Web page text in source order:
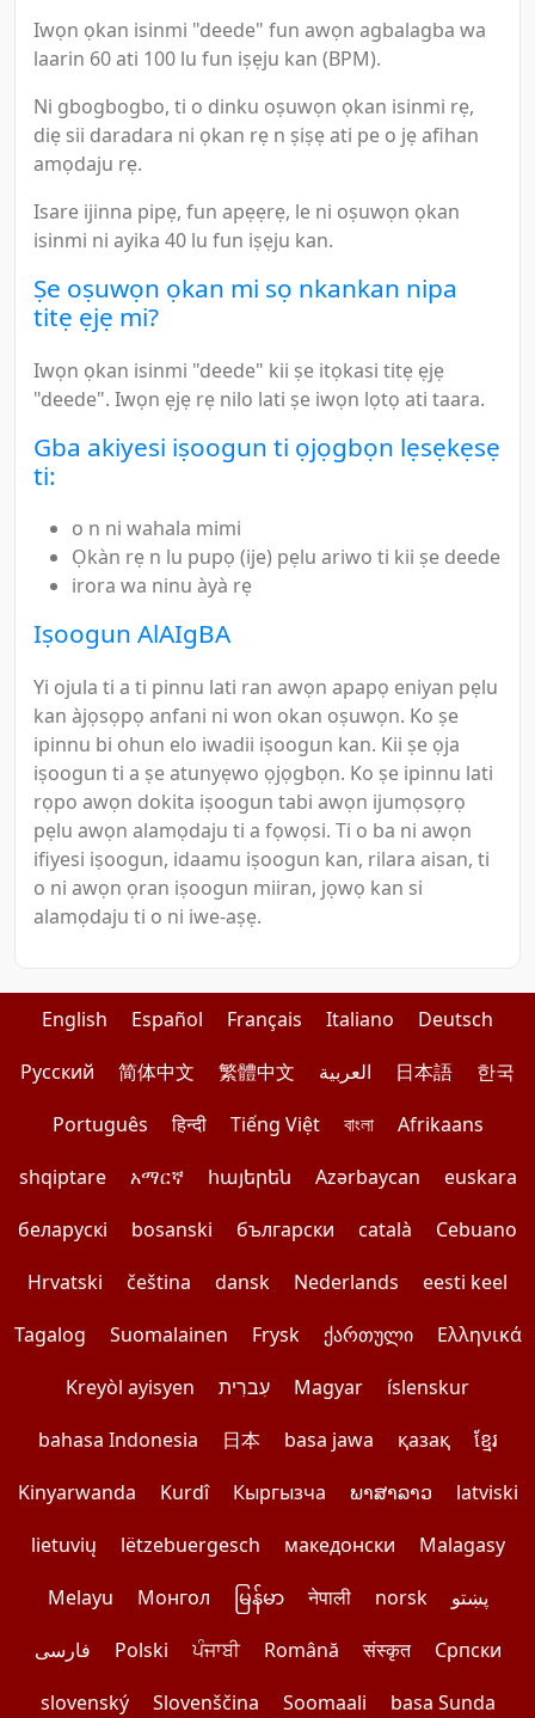
Iwọn ọkan isinmi "deede" fun awọn agbalagba wa
laarin 60 ati 100 lu fun iṣẹju kan (BPM).
Ni gbogbogbo, ti o dinku oṣuwọn ọkan isinmi rẹ,
diẹ sii daradara ni ọkan rẹ n ṣiṣẹ ati pe o jẹ afihan
amọdaju rẹ.
Isare ijinna pipẹ, fun apẹẹrẹ, le ni oṣuwọn ọkan
isinmi ni ayika 40 lu fun iṣẹju kan.
Ṣe oṣuwọn ọkan mi sọ nkankan nipa
titẹ ẹjẹ mi?
Iwọn ọkan isinmi "deede" kii ṣe itọkasi titẹ ẹjẹ
"deede". Iwọn ẹjẹ rẹ nilo lati ṣe iwọn lọtọ ati taara.
Gba akiyesi iṣoogun ti ọjọgbọn lẹsẹkẹsẹ
ti:
o n ni wahala mimi
Ọkàn rẹ n lu pupọ (ije) pẹlu ariwo ti kii ṣe deede
irora wa ninu àyà rẹ
Iṣoogun AlAIgBA
Yi ojula ti a ti pinnu lati ran awọn apapọ eniyan pẹlu
kan àjọsọpọ anfani ni won okan oṣuwọn. Ko ṣe
ipinnu bi ohun elo iwadii iṣoogun kan. Kii ṣe ọja
iṣoogun ti a ṣe atunyẹwo ọjọgbọn. Ko ṣe ipinnu lati
rọpo awọn dokita iṣoogun tabi awọn ijumọsọrọ
pẹlu awọn alamọdaju ti a fọwọsi. Ti o ba ni awọn
ifiyesi iṣoogun, idaamu iṣoogun kan, rilara aisan, ti
o ni awọn ọran iṣoogun miiran, jọwọ kan si
alamọdaju ti o ni iwe-aṣẹ.
English Español Français Italiano
Deutsch
Pусский
简体中文 繁體中文 العربية 日本語
한국
Português
हिन्दी Tiếng Việt বাংলা
Afrikaans
shqiptare
አማርኛ հայերեն Azərbaycan
euskara
беларускі
bosanski български català
Cebuano
Hrvatski
čeština dansk Nederlands
eesti keel
Tagalog
Suomalainen Frysk ქართული
Ελληνικά
Kreyòl ayisyen
עִברִית Magyar
íslenskur
bahasa Indonesia
日本 basa jawa қазақ
ខ្មែរ
Kinyarwanda
Kurdî Кыргызча ພາສາລາວ
latviski
lietuvių
lëtzebuergesch македонски
Malagasy
Melayu
Монгол မြန်မာ नेपाली norsk
پښتو
فارسی
Polski ਪੰਜਾਬੀ Română संस्कृत
Српски
slovenský
Slovenščina Soomaali basa Sunda